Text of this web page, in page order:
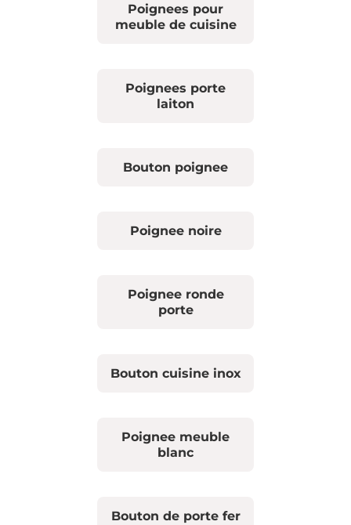
Poignees pour
meuble de cuisine
Poignees porte
laiton
Bouton poignee
Poignee noire
Poignee ronde
porte
Bouton cuisine inox
Poignee meuble
blanc
Bouton de porte fer